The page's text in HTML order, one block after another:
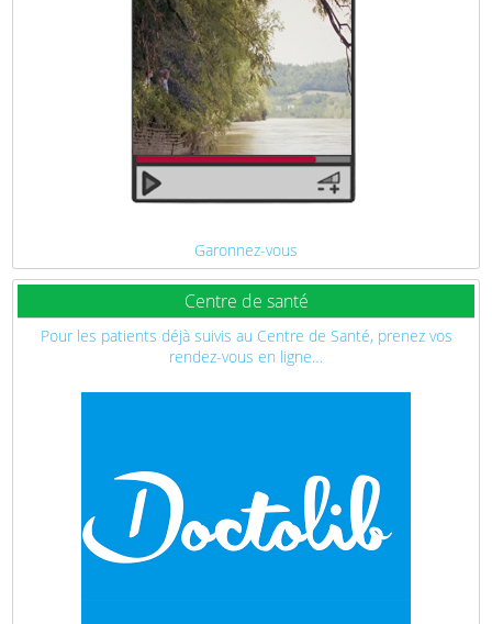
Garonnez-vous
Centre de santé
Pour les patients déjà suivis au Centre de Santé, prenez vos
rendez-vous en ligne…